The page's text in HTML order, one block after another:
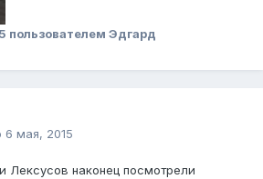
пользователем Эдгард
6 мая, 2015
Лексусов наконец посмотрели